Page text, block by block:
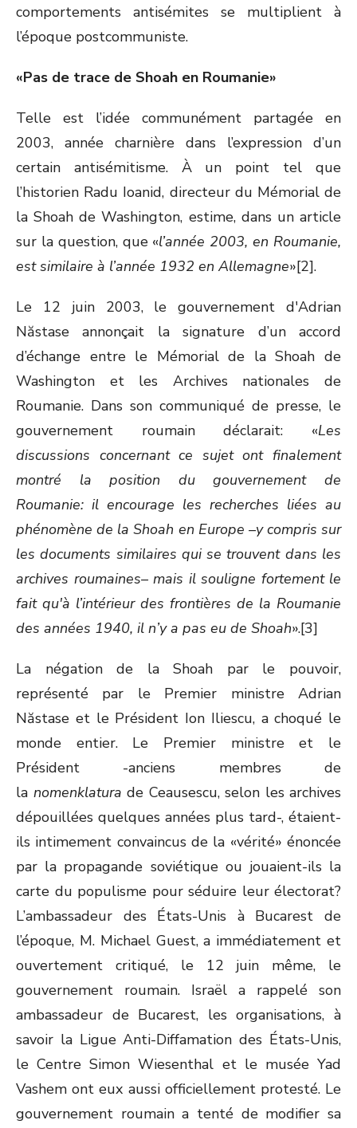
comportements antisémites se multiplient à
l’époque postcommuniste.
«Pas de trace de Shoah en Roumanie»
Telle est l’idée communément partagée en
2003, année charnière dans l’expression d’un
certain antisémitisme. À un point tel que
l’historien Radu Ioanid, directeur du Mémorial de
la Shoah de Washington, estime, dans un article
sur la question, que «l’année 2003, en Roumanie,
est similaire à l’année 1932 en Allemagne»[2].
Le 12 juin 2003, le gouvernement d'Adrian
Năstase annonçait la signature d’un accord
d’échange entre le Mémorial de la Shoah de
Washington et les Archives nationales de
Roumanie. Dans son communiqué de presse, le
gouvernement roumain déclarait: «Les
discussions concernant ce sujet ont finalement
montré la position du gouvernement de
Roumanie: il encourage les recherches liées au
phénomène de la Shoah en Europe –y compris sur
les documents similaires qui se trouvent dans les
archives roumaines– mais il souligne fortement le
fait qu'à l’intérieur des frontières de la Roumanie
des années 1940, il n’y a pas eu de Shoah».[3]
La négation de la Shoah par le pouvoir,
représenté par le Premier ministre Adrian
Năstase et le Président Ion Iliescu, a choqué le
monde entier. Le Premier ministre et le
Président -anciens membres de
la nomenklatura de Ceausescu, selon les archives
dépouillées quelques années plus tard-, étaient-
ils intimement convaincus de la «vérité» énoncée
par la propagande soviétique ou jouaient-ils la
carte du populisme pour séduire leur électorat?
L’ambassadeur des États-Unis à Bucarest de
l’époque, M. Michael Guest, a immédiatement et
ouvertement critiqué, le 12 juin même, le
gouvernement roumain. Israël a rappelé son
ambassadeur de Bucarest, les organisations, à
savoir la Ligue Anti-Diffamation des États-Unis,
le Centre Simon Wiesenthal et le musée Yad
Vashem ont eux aussi officiellement protesté. Le
gouvernement roumain a tenté de modifier sa